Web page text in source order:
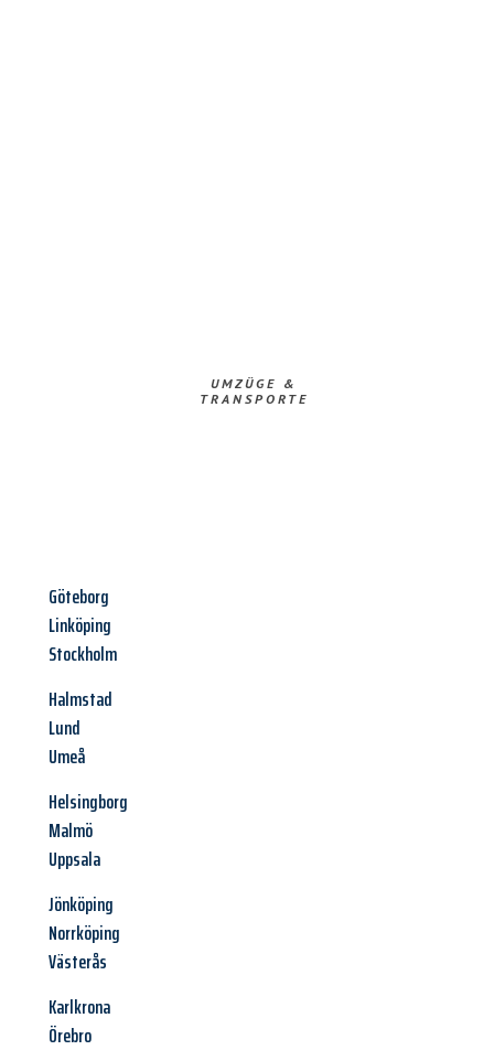
UMZÜGE &
TRANSPORTE
Göteborg
Linköping
Stockholm
Halmstad
Lund
Umeå
Helsingborg
Malmö
Uppsala
Jönköping
Norrköping
Västerås
Karlkrona
Örebro